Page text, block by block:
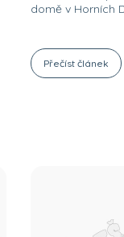
domě v Horních
Přečíst článek